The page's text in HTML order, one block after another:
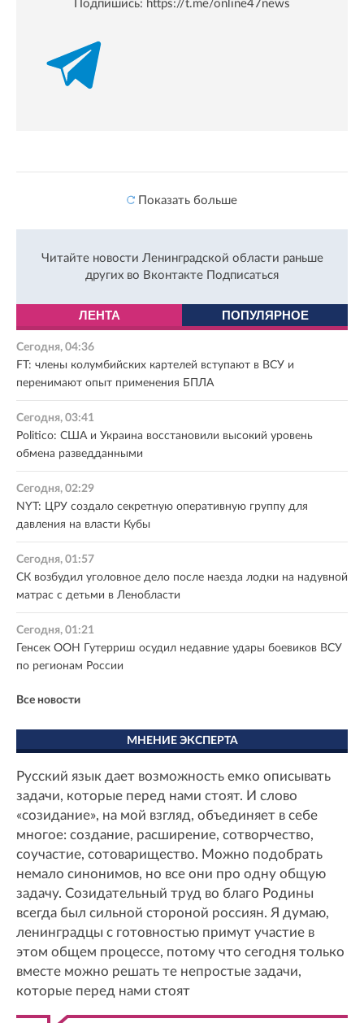
Подпишись: https://t.me/online47news
Показать больше
Читайте новости Ленинградской области раньше
других во Вконтакте Подписаться
ЛЕНТА ПОПУЛЯРНОЕ
Сегодня, 04:36
FT: члены колумбийских картелей вступают в ВСУ и
перенимают опыт применения БПЛА
Сегодня, 03:41
Politico: США и Украина восстановили высокий уровень
обмена разведданными
Сегодня, 02:29
NYT: ЦРУ создало секретную оперативную группу для
давления на власти Кубы
Сегодня, 01:57
СК возбудил уголовное дело после наезда лодки на надувной
матрас с детьми в Ленобласти
Сегодня, 01:21
Генсек ООН Гутерриш осудил недавние удары боевиков ВСУ
по регионам России
Все новости
МНЕНИЕ ЭКСПЕРТА
Русский язык дает возможность емко описывать
задачи, которые перед нами стоят. И слово
«созидание», на мой взгляд, объединяет в себе
многое: создание, расширение, сотворчество,
соучастие, сотоварищество. Можно подобрать
немало синонимов, но все они про одну общую
задачу. Созидательный труд во благо Родины
всегда был сильной стороной россиян. Я думаю,
ленинградцы с готовностью примут участие в
этом общем процессе, потому что сегодня только
вместе можно решать те непростые задачи,
которые перед нами стоят